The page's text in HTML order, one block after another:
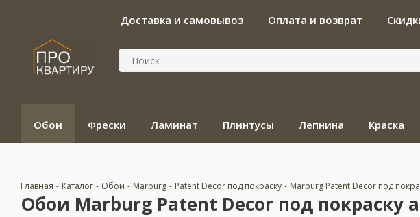
Доставка и самовывоз Оплата и возврат
Обои Фрески Ламинат Плинтусы Лепнина Краска
Главная - Каталог - Обои - Marburg - Patent Decor под покраску - Marburg Patent Decor под
Обои Marburg Patent Decor под покраску